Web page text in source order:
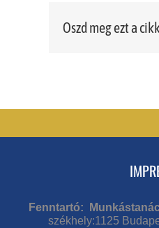
Oszd meg ezt a
Fenntartó:
székhely:1125